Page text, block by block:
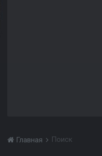
Главная Поиск